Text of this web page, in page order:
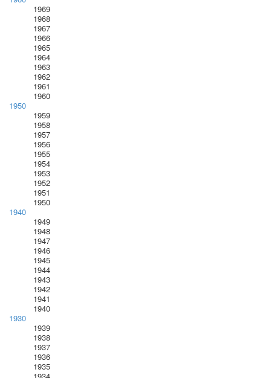
1969
1968
1967
1966
1965
1964
1963
1962
1961
1960
1950
1959
1958
1957
1956
1955
1954
1953
1952
1951
1950
1940
1949
1948
1947
1946
1945
1944
1943
1942
1941
1940
1930
1939
1938
1937
1936
1935